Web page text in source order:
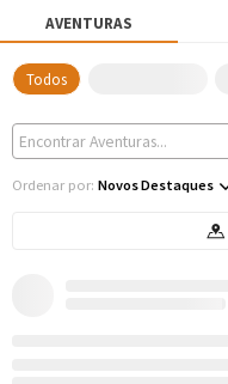
AVENTURAS
Todos
Ordenar por: Novos Destaques